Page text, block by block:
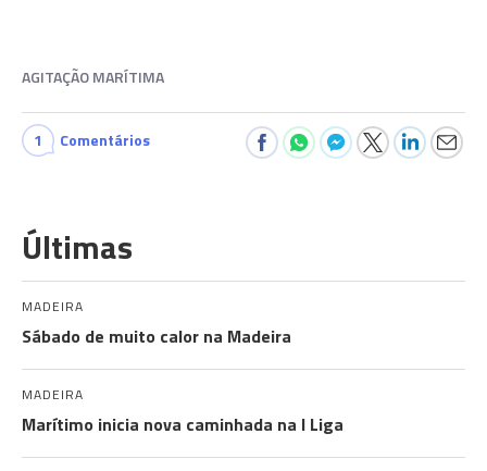
AGITAÇÃO MARÍTIMA
1 Comentários
Últimas
MADEIRA
Sábado de muito calor na Madeira
MADEIRA
Marítimo inicia nova caminhada na I Liga